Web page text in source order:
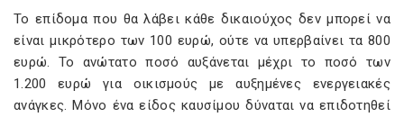
Το επίδομα που θα λάβει κάθε δικαιούχος δεν μπορεί να
είναι μικρότερο των 100 ευρώ, ούτε να υπερβαίνει τα 800
ευρώ. Το ανώτατο ποσό αυξάνεται μέχρι το ποσό των
1.200 ευρώ για οικισμούς με αυξημένες ενεργειακές
ανάγκες. Μόνο ένα είδος καυσίμου δύναται να επιδοτηθεί